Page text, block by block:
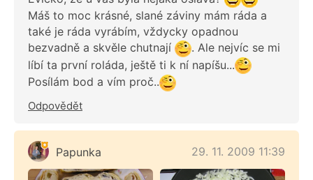
Máš to moc krásné, slané záviny mám ráda a
také je ráda vyrábím, vždycky opadnou
bezvadně a skvěle chutnají
. Ale nejvíc se mi
líbí ta první roláda, ještě ti k ní napíšu...
Posílám bod a vím proč..
Odpovědět
Papunka 29. 11. 2009 11:39